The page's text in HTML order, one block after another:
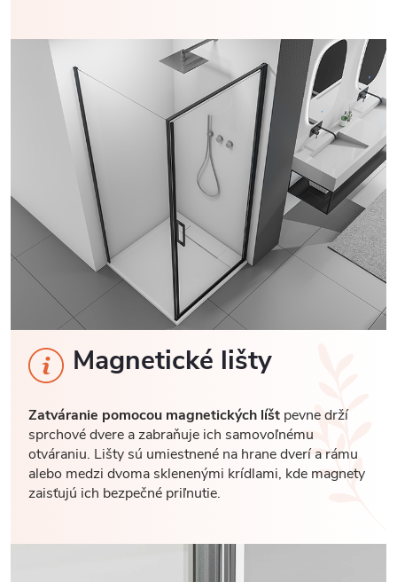
Magnetické lišty
Zatváranie pomocou magnetických líšt pevne drží
sprchové dvere a zabraňuje ich samovoľnému
otváraniu. Lišty sú umiestnené na hrane dverí a rámu
alebo medzi dvoma sklenenými krídlami, kde magnety
zaisťujú ich bezpečné priľnutie.